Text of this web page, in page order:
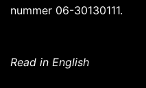
nummer 06-30130111.
Read in English